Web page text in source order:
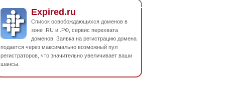
Expired.ru
Список освобождающихся доменов в
зоне .RU и .РФ, сервис перехвата
доменов. Заявка на регистрацию домена
подается через максимально возможный пул
регистраторов, что значительно увеличивает ваши
шансы.